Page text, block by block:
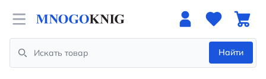
Open menu
Search
Найти